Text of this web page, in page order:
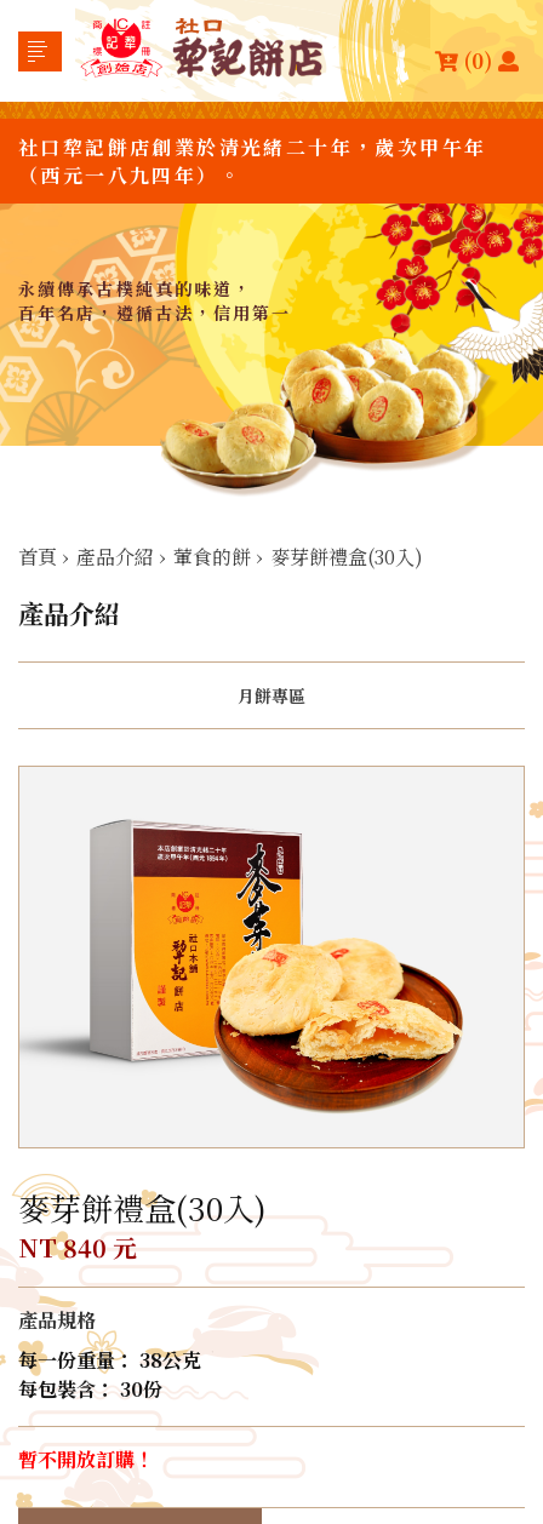
(0)
社口犂記餅店創業於清光緒二十年，歲次甲午年
（西元一八九四年）。
永續傳承古樸純真的味道，
百年名店，遵循古法，信用第一
首頁 › 產品介紹 › 葷食的餅 › 麥芽餅禮盒(30入)
產品介紹
月餅專區
麥芽餅禮盒(30入)
NT 840 元
產品規格
每一份重量： 38公克
每包裝含： 30份
暫不開放訂購！